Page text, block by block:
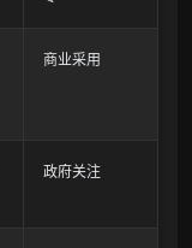
商业采用
政府关注